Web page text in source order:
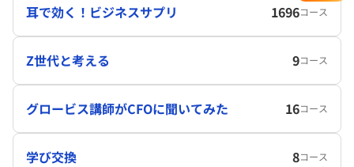
耳で効く！ビジネスサプリ 1696コース
Z世代と考える 9コース
グロービス講師がCFOに聞いてみた 16コース
学び交換 8コース